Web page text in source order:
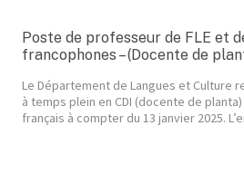
Poste de professeur de FLE et
francophones – (Docente de
Le Département de Langues et Culture
à temps plein en CDI (docente de
français à compter du 13 janvier 2025.